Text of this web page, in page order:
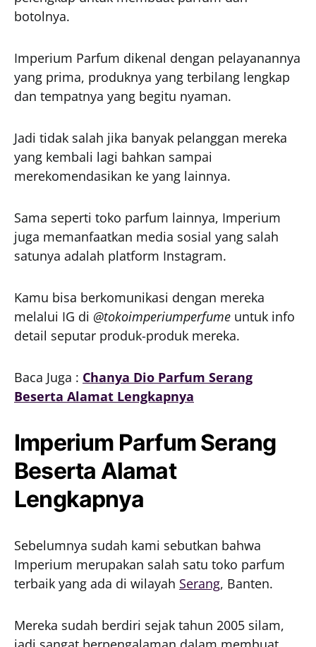
botolnya.
Imperium Parfum dikenal dengan pelayanannya
yang prima, produknya yang terbilang lengkap
dan tempatnya yang begitu nyaman.
Jadi tidak salah jika banyak pelanggan mereka
yang kembali lagi bahkan sampai
merekomendasikan ke yang lainnya.
Sama seperti toko parfum lainnya, Imperium
juga memanfaatkan media sosial yang salah
satunya adalah platform Instagram.
Kamu bisa berkomunikasi dengan mereka
melalui IG di @tokoimperiumperfume untuk info
detail seputar produk-produk mereka.
Baca Juga : Chanya Dio Parfum Serang
Beserta Alamat Lengkapnya
Imperium Parfum Serang
Beserta Alamat
Lengkapnya
Sebelumnya sudah kami sebutkan bahwa
Imperium merupakan salah satu toko parfum
terbaik yang ada di wilayah Serang, Banten.
Mereka sudah berdiri sejak tahun 2005 silam,